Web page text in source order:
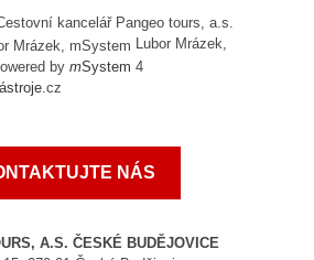
kancelář Pangeo tours, a.s.
Lubor Mrázek,
by mSystem 4
.cz
NÁS
A.S. ČESKÉ BUDĚJOVICE